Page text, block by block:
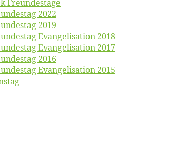
Freundestage
2022
2019
Evan­ge­li­sa­ti­on 2018
Evan­ge­li­sa­ti­on 2017
2016
Evan­ge­li­sa­ti­on 2015